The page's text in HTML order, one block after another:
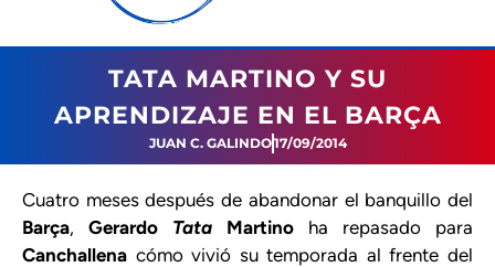
TATA MARTINO Y SU
APRENDIZAJE EN EL BARÇA
JUAN C. GALINDO17/09/2014
Cuatro meses después de abandonar el banquillo del
Barça, Gerardo Tata Martino ha repasado para
Canchallena cómo vivió su temporada al frente del